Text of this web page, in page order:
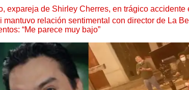
expareja de Shirley Cherres, en trágico accidente
relación sentimental con director de La
“Me parece muy bajo”